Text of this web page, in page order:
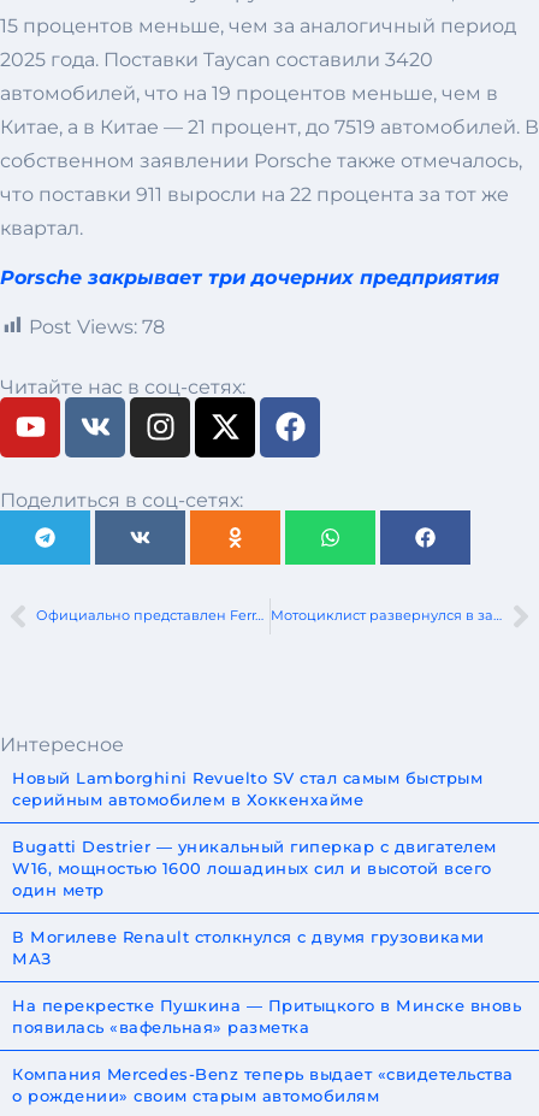
15 процентов меньше, чем за аналогичный период
2025 года. Поставки Taycan составили 3420
автомобилей, что на 19 процентов меньше, чем в
Китае, а в Китае — 21 процент, до 7519 автомобилей. В
собственном заявлении Porsche также отмечалось,
что поставки 911 выросли на 22 процента за тот же
квартал.
Porsche закрывает три дочерних предприятия
Post Views: 78
Читайте нас в соц-сетях:
Поделиться в соц-сетях:
Официально представлен Ferrari Luce мощностью 1050 лошадиных сил Мотоциклист развернулся в запрещенном месте и попал в ДТП
Интересное
Новый Lamborghini Revuelto SV стал самым быстрым
серийным автомобилем в Хоккенхайме
Bugatti Destrier — уникальный гиперкар с двигателем
W16, мощностью 1600 лошадиных сил и высотой всего
один метр
В Могилеве Renault столкнулся с двумя грузовиками
МАЗ
На перекрестке Пушкина — Притыцкого в Минске вновь
появилась «вафельная» разметка
Компания Mercedes-Benz теперь выдает «свидетельства
о рождении» своим старым автомобилям